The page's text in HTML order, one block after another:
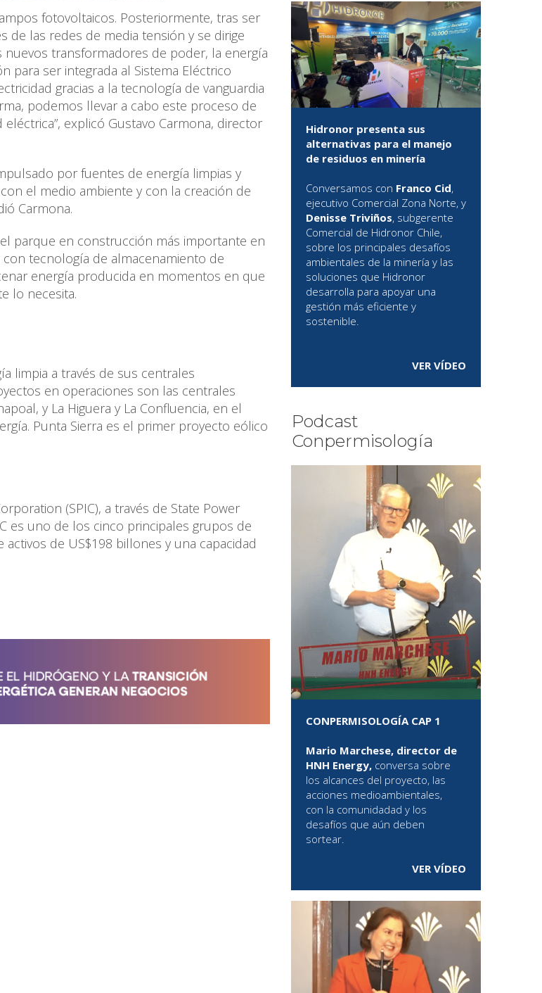
fotovoltaicos. Posteriormente, tras ser
de las redes de media tensión y se dirige
transformadores de poder, la energía
para ser integrada al Sistema Eléctrico
gracias a la tecnología de vanguardia
podemos llevar a cabo este proceso de
explicó Gustavo Carmona, director
por fuentes de energía limpias y
el medio ambiente y con la creación de
Carmona.
parque en construcción más importante en
tecnología de almacenamiento de
energía producida en momentos en que
lo necesita.
limpia a través de sus centrales
en operaciones son las centrales
y La Higuera y La Confluencia, en el
Punta Sierra es el primer proyecto eólico
(SPIC), a través de State Power
es uno de los cinco principales grupos de
de US$198 billones y una capacidad
Hidronor presenta sus
alternativas para el manejo
de residuos en minería
Conversamos con Franco Cid,
ejecutivo Comercial Zona Norte, y
Denisse Triviños, subgerente
Comercial de Hidronor Chile,
sobre los principales desafíos
ambientales de la minería y las
soluciones que Hidronor
desarrolla para apoyar una
gestión más eficiente y
sostenible.
VER VÍDEO
Podcast
Conpermisología
CONPERMISOLOGÍA CAP 1
Mario Marchese, director de
HNH Energy, conversa sobre
los alcances del proyecto, las
acciones medioambientales,
con la comunidadad y los
desafíos que aún deben
sortear.
VER VÍDEO